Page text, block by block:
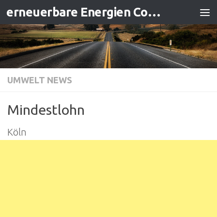
Zum Inhalt springen erneuerbare Energien Contracting
UMWELT NEWS
Mindestlohn
Köln